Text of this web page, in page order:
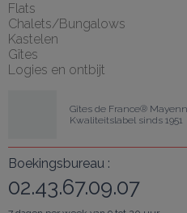
Flats
Chalets/Bungalows
Kastelen
Gîtes
Logies en ontbijt
Gîtes de France®
Kwaliteitslabel sinds 1951
Boekingsbureau :
02.43.67.09.07